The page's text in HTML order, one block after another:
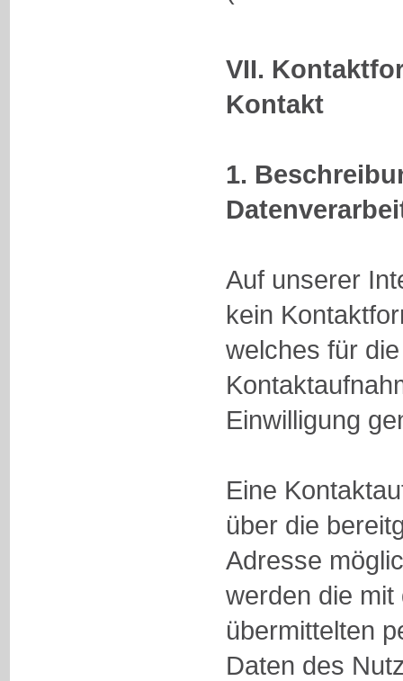
VII.
Kontakt
1.
Auf unserer
kein
welches für
Einwilligung
Eine
über die
Adresse
werden die mit
übermittelten
Daten des